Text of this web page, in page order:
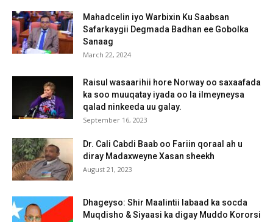
Mahadcelin iyo Warbixin Ku Saabsan
Safarkaygii Degmada Badhan ee Gobolka
Sanaag
March 22, 2024
Raisul wasaarihii hore Norway oo saxaafada
ka soo muuqatay iyada oo la ilmeyneysa
qalad ninkeeda uu galay.
September 16, 2023
Dr. Cali Cabdi Baab oo Fariin qoraal ah u
diray Madaxweyne Xasan sheekh
August 21, 2023
Dhageyso: Shir Maalintii labaad ka socda
Muqdisho & Siyaasi ka digay Muddo Kororsi